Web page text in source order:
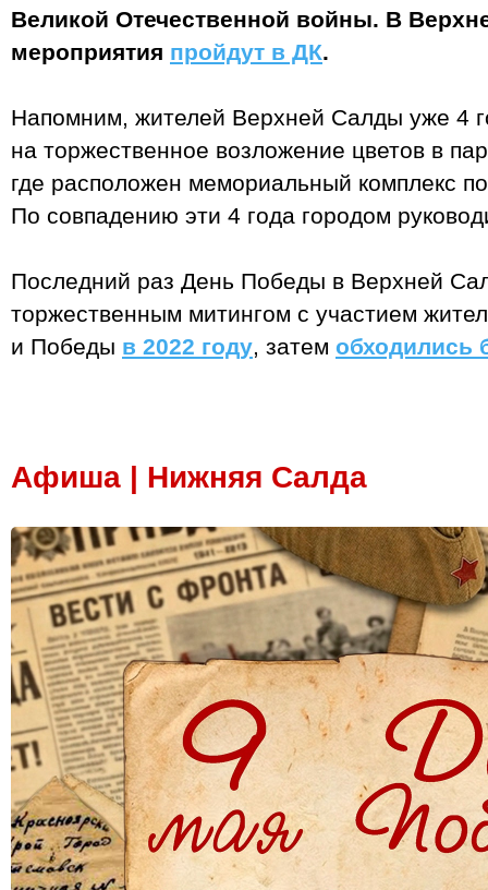
Великой Отечественной войны. В
мероприятия пройдут в ДК.
Напомним, жителей Верхней Салды уже 4
на торжественное возложение цветов в
где расположен мемориальный комплекс
По совпадению эти 4 года городом
Последний раз День Победы в Верхней
торжественным митингом с участием
и Победы в 2022 году, затем обходились
Афиша | Нижняя Салда